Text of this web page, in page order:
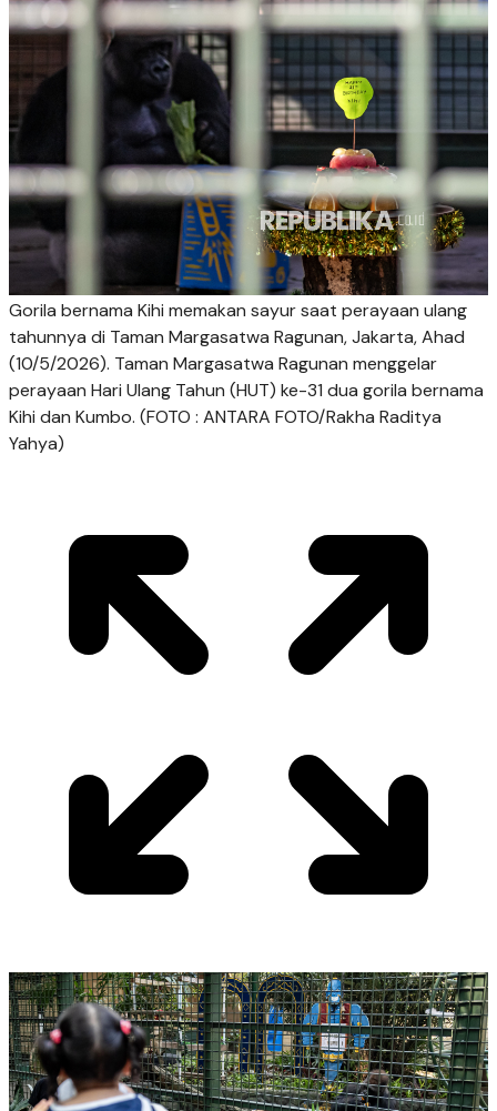
Gorila bernama Kihi memakan sayur saat perayaan ulang
tahunnya di Taman Margasatwa Ragunan, Jakarta, Ahad
(10/5/2026). Taman Margasatwa Ragunan menggelar
perayaan Hari Ulang Tahun (HUT) ke-31 dua gorila bernama
Kihi dan Kumbo. (FOTO : ANTARA FOTO/Rakha Raditya
Yahya)